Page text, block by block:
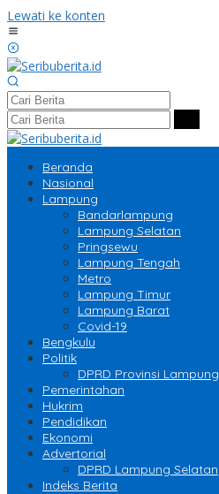
Lewati ke konten
Beranda
Nasional
Lampung
Bandarlampung
Lampung Selatan
Pringsewu
Lampung Tengah
Metro
Lampung Timur
Lampung Barat
Covid-19
Bengkulu
Politik
DPRD Provinsi Lampung
Pemerintahan
Hukrim
Pendidikan
Ekonomi
Advertorial
DPRD Lampung Selatan
Indeks Berita